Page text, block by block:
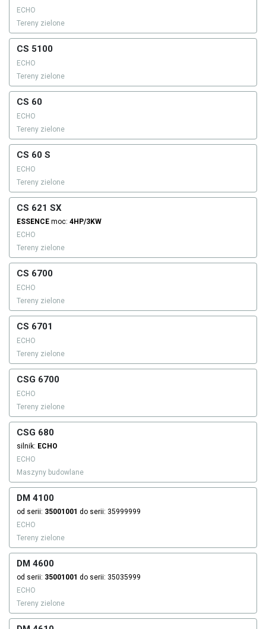
ECHO
Tereny zielone
CS 5100
ECHO
Tereny zielone
CS 60
ECHO
Tereny zielone
CS 60 S
ECHO
Tereny zielone
CS 621 SX
ESSENCE moc: 4HP/3KW
ECHO
Tereny zielone
CS 6700
ECHO
Tereny zielone
CS 6701
ECHO
Tereny zielone
CSG 6700
ECHO
Tereny zielone
CSG 680
silnik: ECHO
ECHO
Maszyny budowlane
DM 4100
od serii: 35001001 do serii: 35999999
ECHO
Tereny zielone
DM 4600
od serii: 35001001 do serii: 35035999
ECHO
Tereny zielone